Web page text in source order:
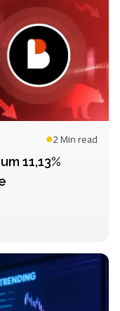
2 Minread
11,13%